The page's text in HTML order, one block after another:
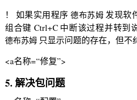
！ 如果实用程序德布苏姆 发现软
组合键 Ctrl+C 中断该过程并转到
德布苏姆 只显示问题的存在，但不
<a名称=“修复”>
5. 解决包问题